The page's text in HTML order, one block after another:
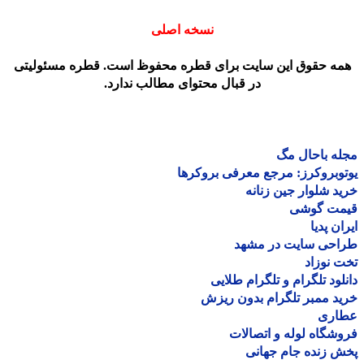
نسخه اصلی
حقوق این سایت برای قطره محفوظ است. قطره مسئولیتی
در قبال محتوای مطالب ندارد.
باحال مگ
مرجع معرفی بروکرها
شلوار جین زنانه
گوشی
پدیا
سایت در مشهد
نوزاد
تلگرام و تلگرام طلایی
ممبر تلگرام بدون ریزش
لوله و اتصالات
زنده جام جهانی